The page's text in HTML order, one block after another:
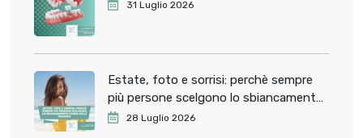
31 Luglio 2026
Estate, foto e sorrisi: perchè sempre
più persone scelgono lo sbiancamento
dentale prima delle vacanze
28 Luglio 2026